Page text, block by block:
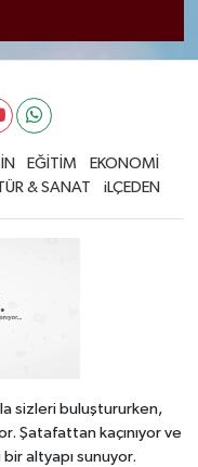
EĞİTİM
EKONOMİ
& SANAT iLÇEDEN
sizleri buluştururken,
Şatafattan kaçınıyor ve
altyapı sunuyor.